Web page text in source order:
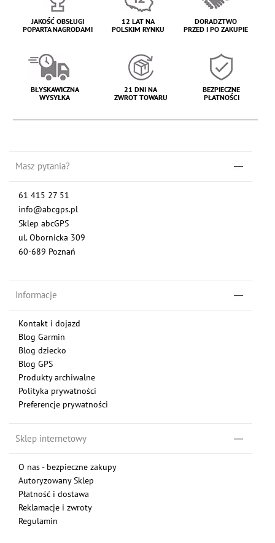
JAKOŚĆ OBSŁUGI
POPARTA NAGRODAMI
12 LAT NA
POLSKIM RYNKU
DORADZTWO
PRZED I PO ZAKUPIE
BŁYSKAWICZNA
WYSYŁKA
21 DNI NA
ZWROT TOWARU
BEZPIECZNE
PŁATNOŚCI
Masz pytania?
61 415 27 51
info@abcgps.pl
Sklep abcGPS
ul. Obornicka 309
60-689 Poznań
Informacje
Kontakt i dojazd
Blog Garmin
Blog dziecko
Blog GPS
Produkty archiwalne
Polityka prywatności
Preferencje prywatności
Sklep internetowy
O nas - bezpieczne zakupy
Autoryzowany Sklep
Płatność i dostawa
Reklamacje i zwroty
Regulamin